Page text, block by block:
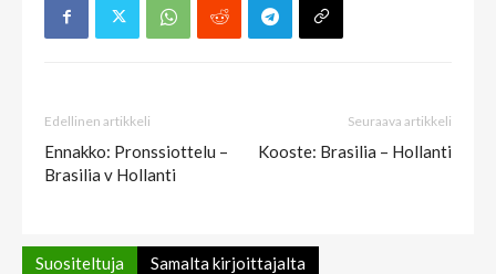
Edellinen artikkeli
Ennakko: Pronssiottelu –
Brasilia v Hollanti
Seuraava artikkeli
Kooste: Brasilia – Hollanti
Suositeltuja Samalta kirjoittajalta